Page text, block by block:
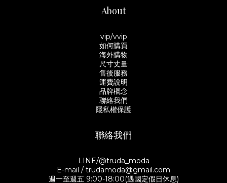
About
vip/vvip
如何購買
海外購物
尺寸丈量
售後服務
運費說明
品牌概念
聯絡我們
隱私權保護
聯絡我們
LINE/@truda_moda
E-mail / trudamoda@gmail.com
週一至週五 9:00-18:00(遇國定假日休息)